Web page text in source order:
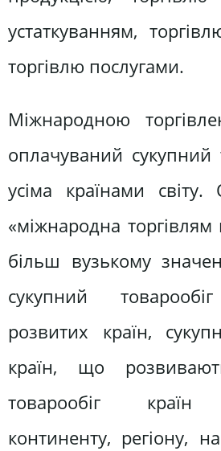
устаткуванням,
торгівлю послугами.
Міжнародною
оплачуваний сукупний
усіма країнами
«міжнародна
більш вузькому
сукупний
розвитих країн,
країн, що
товарообіг країн
континенту, регіону,